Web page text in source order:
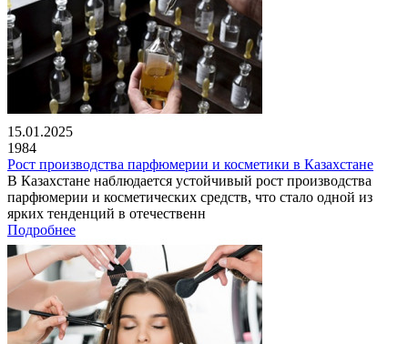
15.01.2025
1984
Рост производства парфюмерии и косметики в Казахстане
В Казахстане наблюдается устойчивый рост производства
парфюмерии и косметических средств, что стало одной из
ярких тенденций в отечественн
Подробнее